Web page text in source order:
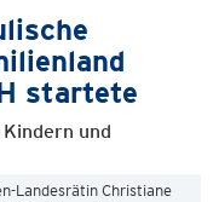
startete
und
Landesrätin Christiane